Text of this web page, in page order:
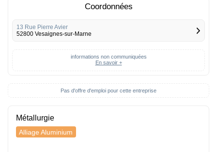
Pas d'offre d'emploi pour cette entreprise
Coordonnées
13 Rue Pierre Avier
52800 Vesaignes-sur-Marne
informations non communiquées
En savoir +
Métallurgie
Alliage Aluminium